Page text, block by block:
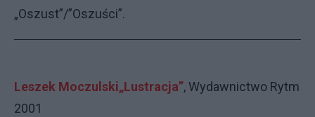
„Oszust”/”Oszuści”.
Leszek Moczulski„Lustracja”, Wydawnictwo Rytm
2001